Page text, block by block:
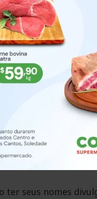
para as crianças,
informou que
infláveis
as crianças
disse.
ele, demonstram o
de pessoas que
lá atrás e que hoje
marcas e
ter seus nomes